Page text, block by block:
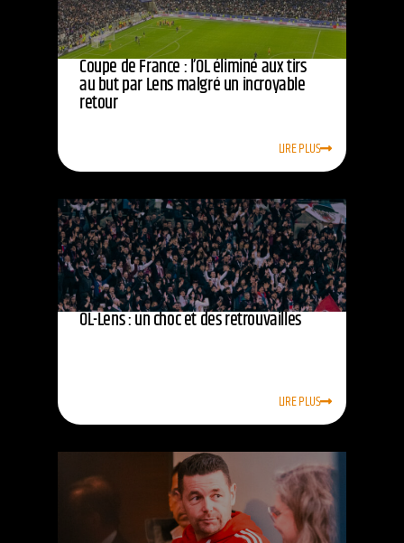
Coupe de France : l’OL éliminé aux tirs
au but par Lens malgré un incroyable
retour
LIRE PLUS
OL-Lens : un choc et des retrouvailles
LIRE PLUS